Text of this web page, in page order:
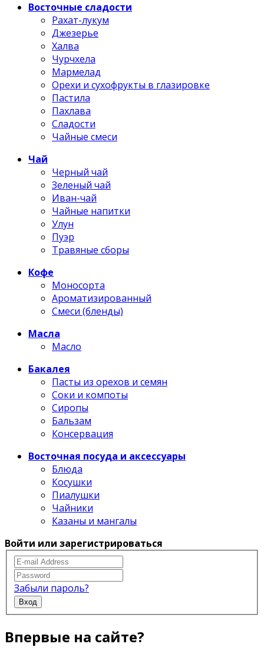
Восточные сладости
Рахат-лукум
Джезерье
Халва
Чурчхела
Мармелад
Орехи и сухофрукты в глазировке
Пастила
Пахлава
Сладости
Чайные смеси
Чай
Черный чай
Зеленый чай
Иван-чай
Чайные напитки
Улун
Пуэр
Травяные сборы
Кофе
Моносорта
Ароматизированный
Смеси (бленды)
Масла
Масло
Бакалея
Пасты из орехов и семян
Соки и компоты
Сиропы
Бальзам
Консервация
Восточная посуда и аксессуары
Блюда
Косушки
Пиалушки
Чайники
Казаны и мангалы
Войти или зарегистрироваться
Забыли пароль?
Вход
Впервые на сайте?